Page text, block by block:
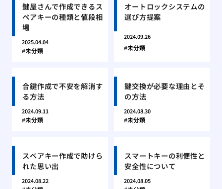
鍵屋さんで作成できるス
ペアキーの種類と値段相
場
2025.04.04
未分類
オートロックシステムの
選び方提案
2024.09.26
未分類
合鍵作成で不安を解消す
る方法
2024.09.11
未分類
鍵交換が必要な理由とそ
の方法
2024.08.30
未分類
スペアキー作成で助けら
れた思い出
2024.08.22
スマートキーの利便性と
安全性について
2024.08.05